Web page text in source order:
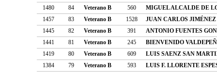
1480
84 Veterano B 560
MIGUEL ALCALDE DE
1457
83 Veterano B 1528
JUAN CARLOS
1445
82 Veterano B 391
ANTONIO FUENTES
1441
81 Veterano B 245
BIENVENIDO
1419
80 Veterano B 609
LUIS SAENZ SAN
1384
79 Veterano B 593
LUIS F. LLORENTE